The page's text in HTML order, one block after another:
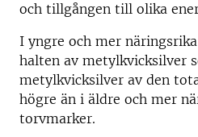
och tillgången till olika
I yngre och mer
halten av metylkvicksilver
metylkvicksilver av den
högre än i äldre och mer
torvmarker.